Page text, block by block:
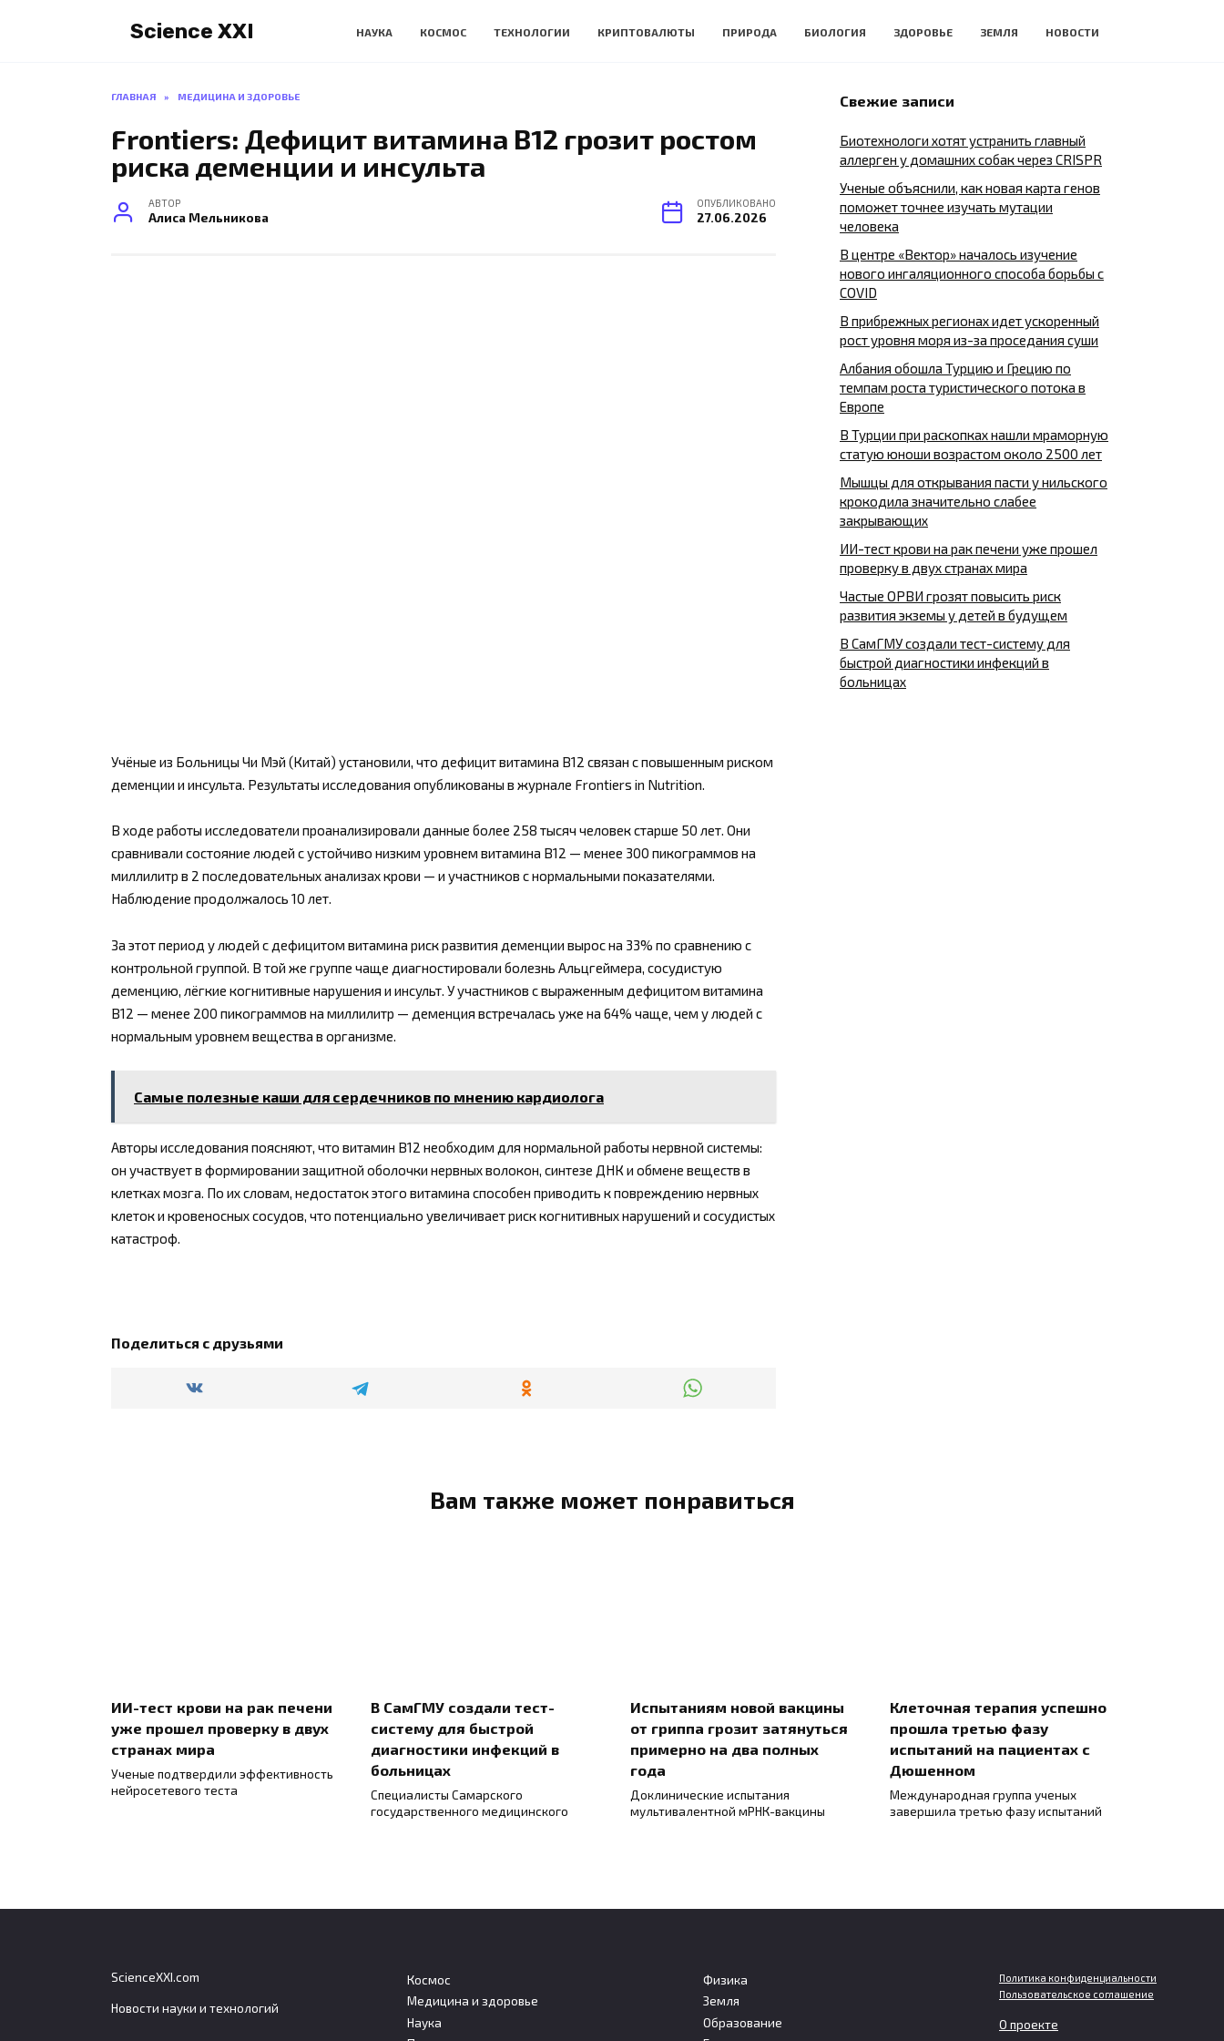
Science XXI НАУКА КОСМОС ТЕХНОЛОГИИ КРИПТОВАЛЮТЫ ПРИРОДА БИОЛОГИЯ ЗДОРОВЬЕ ЗЕМЛЯ НОВОСТИ
ГЛАВНАЯ » МЕДИЦИНА И ЗДОРОВЬЕ
Frontiers: Дефицит витамина B12 грозит ростом
риска деменции и инсульта
АВТОР
Алиса Мельникова
ОПУБЛИКОВАНО
27.06.2026
Учёные из Больницы Чи Мэй (Китай) установили, что дефицит витамина B12 связан с повышенным риском
деменции и инсульта. Результаты исследования опубликованы в журнале Frontiers in Nutrition.
В ходе работы исследователи проанализировали данные более 258 тысяч человек старше 50 лет. Они
сравнивали состояние людей с устойчиво низким уровнем витамина B12 — менее 300 пикограммов на
миллилитр в 2 последовательных анализах крови — и участников с нормальными показателями.
Наблюдение продолжалось 10 лет.
За этот период у людей с дефицитом витамина риск развития деменции вырос на 33% по сравнению с
контрольной группой. В той же группе чаще диагностировали болезнь Альцгеймера, сосудистую
деменцию, лёгкие когнитивные нарушения и инсульт. У участников с выраженным дефицитом витамина
B12 — менее 200 пикограммов на миллилитр — деменция встречалась уже на 64% чаще, чем у людей с
нормальным уровнем вещества в организме.
Самые полезные каши для сердечников по мнению кардиолога
Авторы исследования поясняют, что витамин B12 необходим для нормальной работы нервной системы:
он участвует в формировании защитной оболочки нервных волокон, синтезе ДНК и обмене веществ в
клетках мозга. По их словам, недостаток этого витамина способен приводить к повреждению нервных
клеток и кровеносных сосудов, что потенциально увеличивает риск когнитивных нарушений и сосудистых
катастроф.
Поделиться с друзьями
Свежие записи
Биотехнологи хотят устранить главный
аллерген у домашних собак через CRISPR
Ученые объяснили, как новая карта генов
поможет точнее изучать мутации
человека
В центре «Вектор» началось изучение
нового ингаляционного способа борьбы с
COVID
В прибрежных регионах идет ускоренный
рост уровня моря из-за проседания суши
Албания обошла Турцию и Грецию по
темпам роста туристического потока в
Европе
В Турции при раскопках нашли мраморную
статую юноши возрастом около 2500 лет
Мышцы для открывания пасти у нильского
крокодила значительно слабее
закрывающих
ИИ-тест крови на рак печени уже прошел
проверку в двух странах мира
Частые ОРВИ грозят повысить риск
развития экземы у детей в будущем
В СамГМУ создали тест-систему для
быстрой диагностики инфекций в
больницах
Вам также может понравиться
ИИ-тест крови на рак печени
уже прошел проверку в двух
странах мира
Ученые подтвердили эффективность
нейросетевого теста
В СамГМУ создали тест-
систему для быстрой
диагностики инфекций в
больницах
Специалисты Самарского
государственного медицинского
Испытаниям новой вакцины
от гриппа грозит затянуться
примерно на два полных
года
Доклинические испытания
мультивалентной мРНК-вакцины
Клеточная терапия успешно
прошла третью фазу
испытаний на пациентах с
Дюшенном
Международная группа ученых
завершила третью фазу испытаний
Небольшие дозы стресса Собственная нервная Мужчинам грозит больший
ScienceXXI.com
Новости науки и технологий
Космос
Медицина и здоровье
Наука
Физика
Земля
Образование
Политика конфиденциальности
Пользовательское соглашение
О проекте